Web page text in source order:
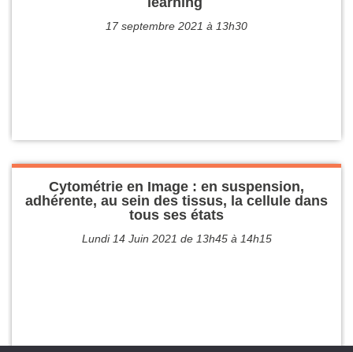
17 septembre 2021 à 13h30
Cytométrie en Image : en suspension,
adhérente, au sein des tissus, la cellule dans
tous ses états
Lundi 14 Juin 2021 de 13h45 à 14h15